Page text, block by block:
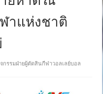
าแห่งชาติ
กรรมฝ่ายผู้ตัดสินกีฬาวอลเลย์บอล